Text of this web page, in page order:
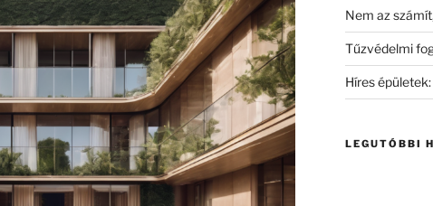
Nem az
Tűzvédelmi
Híres
LEGUTÓBBI